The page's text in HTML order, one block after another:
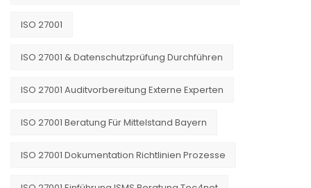
ISO 27001
ISO 27001 & Datenschutzprüfung Durchführen
ISO 27001 Auditvorbereitung Externe Experten
ISO 27001 Beratung Für Mittelstand Bayern
ISO 27001 Dokumentation Richtlinien Prozesse